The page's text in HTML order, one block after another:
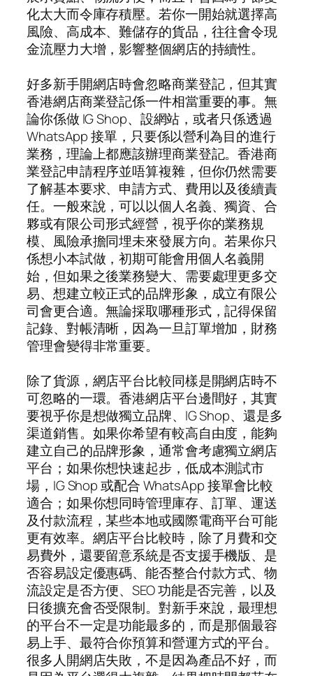
化太大而令庫存積壓。若你一開始就選擇高
風險、高成本、難儲存的貨品，往往會令現
金流壓力大增，影響整個網店的持續性。
好多新手開網店時會忽略商業登記，但其實
香港網店商業登記係一件相當重要的事。無
論你係做 IG Shop、設網站，或者只係透過
WhatsApp 接單，只要係以營利為目的進行
業務，理論上都應該辦理商業登記。香港商
業登記申請程序並唔算複雜，但你仍然需要
了解基本要求、申請方式、費用以及後續責
任。一般來說，可以以個人名義、獨資、合
夥或有限公司形式經營，視乎你的業務規
模、風險承擔同埋未來發展方向。若果你只
係想小本試做，初期可能會用個人名義開
始，但如果之後業務變大、需要處理更多交
易、想建立較正式的品牌形象，成立有限公
司會更合適。無論採取哪種形式，記得保留
記錄、對帳清晰，因為一旦訂單增加，財務
管理會變得非常重要。
除了貨源，網店平台比較同樣是開網店時不
可忽略的一環。香港網店平台邊間好，其實
要視乎你是想做獨立品牌、IG Shop、還是多
渠道銷售。如果你希望有較高自由度，能夠
建立自己的品牌形象，通常會考慮獨立網店
平台；如果你想快速起步，低成本測試市
場，IG Shop 或配合 WhatsApp 接單會比較
適合；如果你想同時管理庫存、訂單、運送
及付款流程，某些本地或國際電商平台可能
更有效率。網店平台比較時，除了月費和交
易費外，還要留意系統是否支援手機版、是
否容易設定優惠碼、能否整合付款方式、物
流設定是否方便、SEO 功能是否完善，以及
日後擴充會否受限制。對新手來說，最理想
的平台不一定是功能最多的，而是那個最容
易上手、最符合你預算和營運方式的平台。
很多人開網店失敗，不是因為產品不好，而